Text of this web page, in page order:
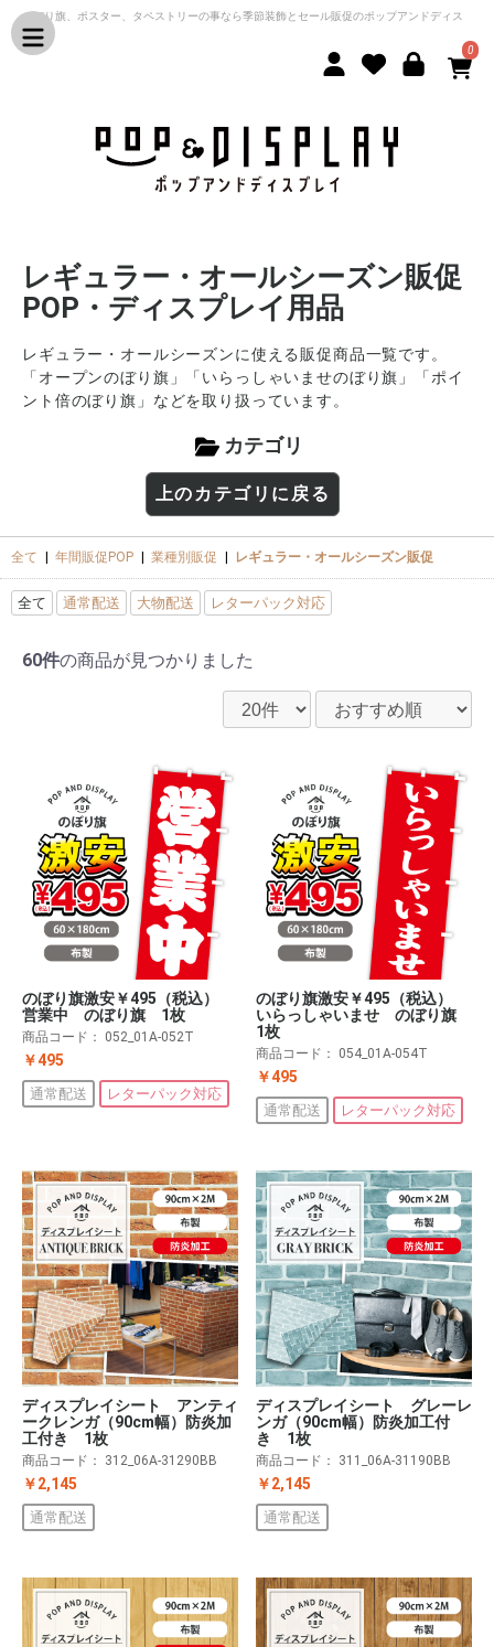
のぼり旗、ポスター、タペストリーの事なら季節装飾とセール販促のポップアンドディス
プレイ
0
レギュラー・オールシーズン販促
POP・ディスプレイ用品
レギュラー・オールシーズンに使える販促商品一覧です。
「オープンのぼり旗」「いらっしゃいませのぼり旗」「ポイ
ント倍のぼり旗」などを取り扱っています。
カテゴリ
上のカテゴリに戻る
全て | 年間販促POP | 業種別販促 | レギュラー・オールシーズン販促
全て 通常配送 大物配送 レターパック対応
60件の商品が見つかりました
のぼり旗激安￥495（税込）
営業中 のぼり旗 1枚
商品コード： 052_01A-052T
￥495
通常配送 レターパック対応
のぼり旗激安￥495（税込）
いらっしゃいませ のぼり旗
1枚
商品コード： 054_01A-054T
￥495
通常配送 レターパック対応
ディスプレイシート アンティ
ークレンガ（90cm幅）防炎加
工付き 1枚
商品コード： 312_06A-31290BB
￥2,145
通常配送
ディスプレイシート グレーレ
ンガ（90cm幅）防炎加工付
き 1枚
商品コード： 311_06A-31190BB
￥2,145
通常配送